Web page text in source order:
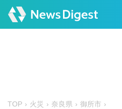
TOP 火災 奈良県 御所市